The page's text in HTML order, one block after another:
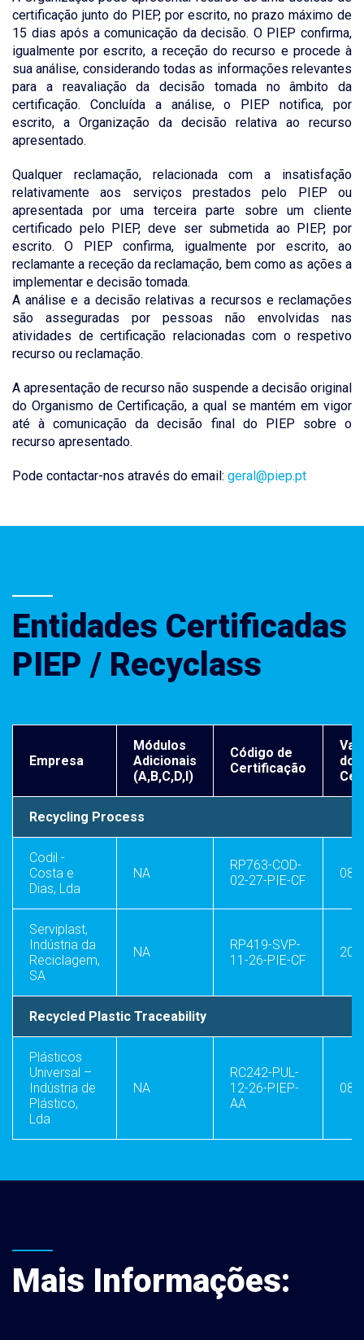
certificação junto do PIEP, por escrito, no prazo máximo de
15 dias após a comunicação da decisão. O PIEP confirma,
igualmente por escrito, a receção do recurso e procede à
sua análise, considerando todas as informações relevantes
para a reavaliação da decisão tomada no âmbito da
certificação. Concluída a análise, o PIEP notifica, por
escrito, a Organização da decisão relativa ao recurso
apresentado.
Qualquer reclamação, relacionada com a insatisfação
relativamente aos serviços prestados pelo PIEP ou
apresentada por uma terceira parte sobre um cliente
certificado pelo PIEP, deve ser submetida ao PIEP, por
escrito. O PIEP confirma, igualmente por escrito, ao
reclamante a receção da reclamação, bem como as ações a
implementar e decisão tomada.
A análise e a decisão relativas a recursos e reclamações
são asseguradas por pessoas não envolvidas nas
atividades de certificação relacionadas com o respetivo
recurso ou reclamação.
A apresentação de recurso não suspende a decisão original
do Organismo de Certificação, a qual se mantém em vigor
até à comunicação da decisão final do PIEP sobre o
recurso apresentado.
Pode contactar-nos através do email: geral@piep.pt
Entidades Certificadas
PIEP / Recyclass
Empresa
Módulos
Adicionais
(A,B,C,D,I)
Código de
Certificação
do
Recycling Process
Codil -
Costa e
Dias, Lda
NA
RP763-COD-
02-27-PIE-CF
Serviplast,
Indústria da
Reciclagem,
SA
NA
RP419-SVP-
11-26-PIE-CF
Recycled Plastic Traceability
Plásticos
Universal –
Indústria de
Plástico,
Lda
NA
RC242-PUL-
12-26-PIEP-
AA
Mais Informações: